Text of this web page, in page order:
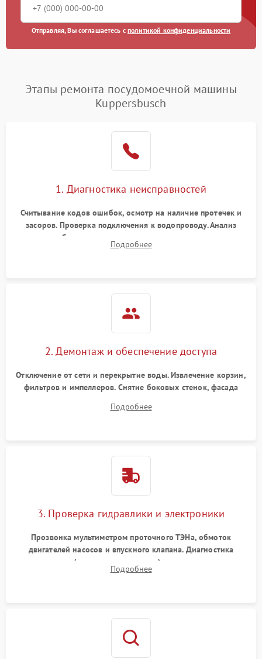
Отправляя, Вы соглашаетесь сполитикой конфиденциальности
Этапы ремонта посудомоечной машины
Kuppersbusch
1. Диагностика неисправностей
Считывание кодов ошибок, осмотр на наличие протечек и
засоров. Проверка подключения к водопроводу. Анализ
жалоб на отсутствие слива, нагрева, вращения
разбрызгивателей или срабатывание системы защиты
Подробнее
2. Демонтаж и обеспечение доступа
Отключение от сети и перекрытие воды. Извлечение корзин,
фильтров и импеллеров. Снятие боковых стенок, фасада
циркуляционному насосу, ТЭНу и сливной помпе.
Подробнее
3. Проверка гидравлики и электроники
Прозвонка мультиметром проточного ТЭНа, обмоток
двигателей насосов и впускного клапана. Диагностика
прессостата (датчика уровня воды), датчика мутности,
концевика дверцы и электронного модуля управления.
Подробнее